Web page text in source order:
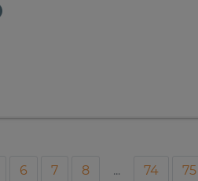
6 7 8 ... 74 75